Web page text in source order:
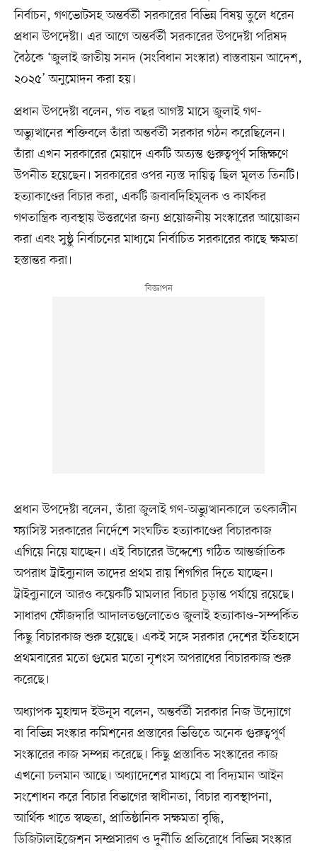
নির্বাচন, গণভোটসহ অন্তর্বর্তী সরকারের বিভিন্ন বিষয় তুলে ধরেন
প্রধান উপদেষ্টা। এর আগে অন্তর্বর্তী সরকারের উপদেষ্টা পরিষদ
বৈঠকে ‘জুলাই জাতীয় সনদ (সংবিধান সংস্কার) বাস্তবায়ন আদেশ,
২০২৫’ অনুমোদন করা হয়।
প্রধান উপদেষ্টা বলেন, গত বছর আগস্ট মাসে জুলাই গণ-
অভ্যুত্থানের শক্তিবলে তাঁরা অন্তর্বর্তী সরকার গঠন করেছিলেন।
তাঁরা এখন সরকারের মেয়াদে একটি অত্যন্ত গুরুত্বপূর্ণ সন্ধিক্ষণে
উপনীত হয়েছেন। সরকারের ওপর ন্যস্ত দায়িত্ব ছিল মূলত তিনটি।
হত্যাকাণ্ডের বিচার করা, একটি জবাবদিহিমূলক ও কার্যকর
গণতান্ত্রিক ব্যবস্থায় উত্তরণের জন্য প্রয়োজনীয় সংস্কারের আয়োজন
করা এবং সুষ্ঠু নির্বাচনের মাধ্যমে নির্বাচিত সরকারের কাছে ক্ষমতা
হস্তান্তর করা।
প্রধান উপদেষ্টা বলেন, তাঁরা জুলাই গণ-অভ্যুত্থানকালে তৎকালীন
ফ্যাসিস্ট সরকারের নির্দেশে সংঘটিত হত্যাকাণ্ডের বিচারকাজ
এগিয়ে নিয়ে যাচ্ছেন। এই বিচারের উদ্দেশ্যে গঠিত আন্তর্জাতিক
অপরাধ ট্রাইব্যুনাল তাদের প্রথম রায় শিগগির দিতে যাচ্ছেন।
ট্রাইব্যুনালে আরও কয়েকটি মামলার বিচার চূড়ান্ত পর্যায়ে রয়েছে।
সাধারণ ফৌজদারি আদালতগুলোতেও জুলাই হত্যাকাণ্ড–সম্পর্কিত
কিছু বিচারকাজ শুরু হয়েছে। একই সঙ্গে সরকার দেশের ইতিহাসে
প্রথমবারের মতো গুমের মতো নৃশংস অপরাধের বিচারকাজ শুরু
করেছে।
অধ্যাপক মুহাম্মদ ইউনূস বলেন, অন্তর্বর্তী সরকার নিজ উদ্যোগে
বা বিভিন্ন সংস্কার কমিশনের প্রস্তাবের ভিত্তিতে অনেক গুরুত্বপূর্ণ
সংস্কারের কাজ সম্পন্ন করেছে। কিছু প্রস্তাবিত সংস্কারের কাজ
এখনো চলমান আছে। অধ্যাদেশের মাধ্যমে বা বিদ্যমান আইন
সংশোধন করে বিচার বিভাগের স্বাধীনতা, বিচার ব্যবস্থাপনা,
আর্থিক খাতে স্বচ্ছতা, প্রাতিষ্ঠানিক সক্ষমতা বৃদ্ধি,
ডিজিটালাইজেশন সম্প্রসারণ ও দুর্নীতি প্রতিরোধে বিভিন্ন সংস্কার